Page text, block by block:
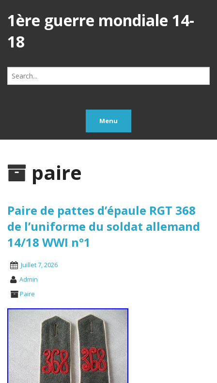
1ère guerre mondiale 14-
18
Search
for:
Menu
paire
Paire de pattes d’épaule RGT 368
de l’uniforme du soldat allemand
14/18 WWI n°1
Juillet 7, 2026
Admin
Paire